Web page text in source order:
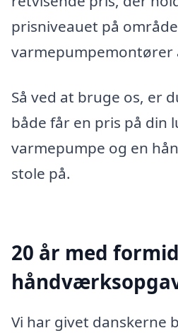
prisniveauet på
varmepumpemontører
Så ved at bruge os, er
både får en pris på din
varmepumpe og en
stole på.
20 år med
Vi har givet danskerne